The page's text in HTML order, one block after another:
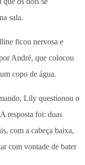
sala.
ficou nervosa e
André, que colocou
copo de água.
Lily questionou o
resposta foi: duas
com a cabeça baixa,
com vontade de bater